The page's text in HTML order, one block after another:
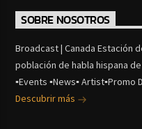
SOBRE NOSOTROS
Broadcast | Canada Estación
población de habla hispana
▪Events ▪News▪ Artist▪Promo
Descubrir más